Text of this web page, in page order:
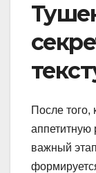
После того,
аппетитную
важный